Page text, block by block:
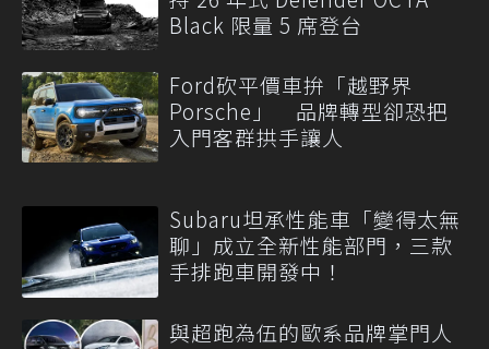
Black 限量 5 席登台
Ford砍平價車拚「越野界
Porsche」 品牌轉型卻恐把
入門客群拱手讓人
Subaru坦承性能車「變得太無
聊」成立全新性能部門，三款
手排跑車開發中！
與超跑為伍的歐系品牌掌門人